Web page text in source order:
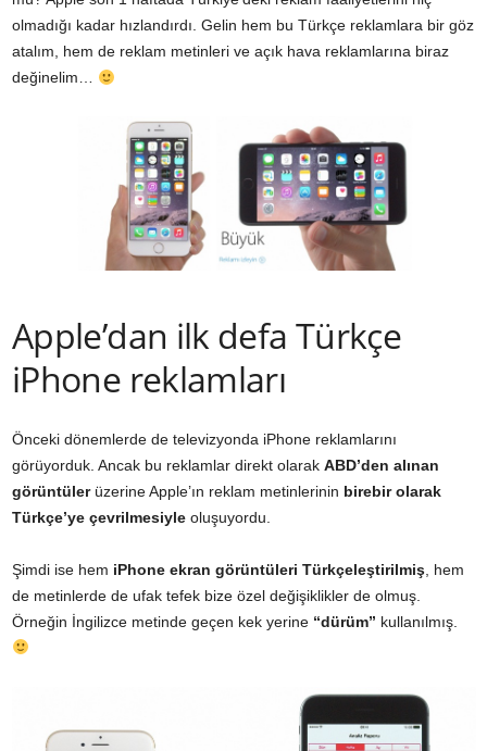
olmadığı kadar hızlandırdı. Gelin hem bu Türkçe reklamlara bir göz
atalım, hem de reklam metinleri ve açık hava reklamlarına biraz
değinelim…
Apple’dan ilk defa Türkçe
iPhone reklamları
Önceki dönemlerde de televizyonda iPhone reklamlarını
görüyorduk. Ancak bu reklamlar direkt olarak ABD’den alınan
görüntülerüzerine Apple’ın reklam metinlerinin birebir olarak
Türkçe’ye çevrilmesiyle oluşuyordu.
Şimdi ise hem iPhone ekran görüntüleri Türkçeleştirilmiş , hem
de metinlerde de ufak tefek bize özel değişiklikler de olmuş.
Örneğin İngilizce metinde geçen kek yerine “dürüm” kullanılmış.